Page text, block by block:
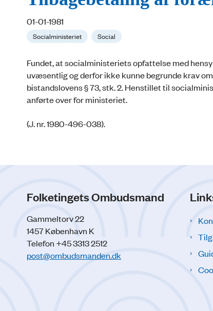
01-01-1981
Socialministeriet Social
Fundet, at socialministeriets opfattelse med
uvæsentlig og derfor ikke kunne begrunde krav
bistandslovens § 73, stk. 2. Henstillet til
anførte over for ministeriet.
(J. nr. 1980-496-038).
Folketingets Ombudsmand
Gammeltorv 22
1457 København K
Telefon +45 3313 2512
post@ombudsmanden.dk